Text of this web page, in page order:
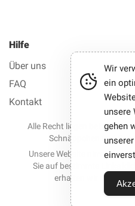
Hilfe
Über uns
FAQ
Kontakt
Alle Recht liegen bei ©
Schnäppchen und
Unsere Website nimmt an
Sie auf bestimmte Links
erhalten wir
Wir
ein
unsere
gehen
unserer